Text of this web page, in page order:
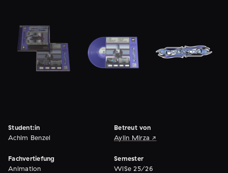
Student:in
Achim Benzel
Betreut von
Aylin Mirza
Fachvertiefung
Animation
Semester
WiSe 25/26